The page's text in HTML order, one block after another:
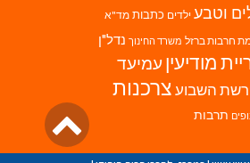
וטבע ילדים כתבות מד"א
חרבות ברזל משרד החינוך נדל"ן
מודיעין עמיעד
השבועצרכנות
תרבות